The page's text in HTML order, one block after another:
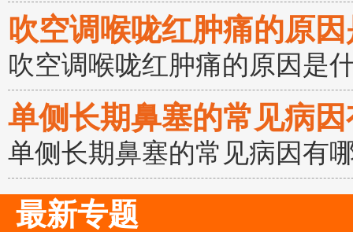
吹空调喉咙红肿痛的原
吹空调喉咙红肿痛的原因是
单侧长期鼻塞的常见病
单侧长期鼻塞的常见病因有
最新专题